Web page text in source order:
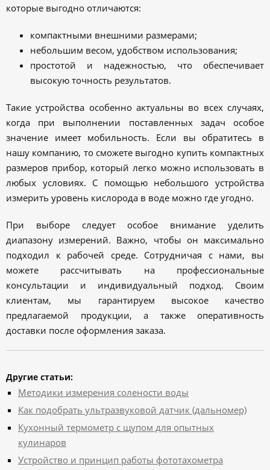
которые выгодно отличаются:
компактными внешними размерами;
небольшим весом, удобством использования;
простотой и надежностью, что обеспечивает
высокую точность результатов.
Такие устройства особенно актуальны во всех случаях,
когда при выполнении поставленных задач особое
значение имеет мобильность. Если вы обратитесь в
нашу компанию, то сможете выгодно купить компактных
размеров прибор, который легко можно использовать в
любых условиях. С помощью небольшого устройства
измерить уровень кислорода в воде можно где угодно.
При выборе следует особое внимание уделить
диапазону измерений. Важно, чтобы он максимально
подходил к рабочей среде. Сотрудничая с нами, вы
можете рассчитывать на профессиональные
консультации и индивидуальный подход. Своим
клиентам, мы гарантируем высокое качество
предлагаемой продукции, а также оперативность
доставки после оформления заказа.
Другие статьи:
Методики измерения солености воды
Как подобрать ультразвуковой датчик (дальномер)
Кухонный термометр с щупом для опытных
кулинаров
Устройство и принцип работы фототахометра